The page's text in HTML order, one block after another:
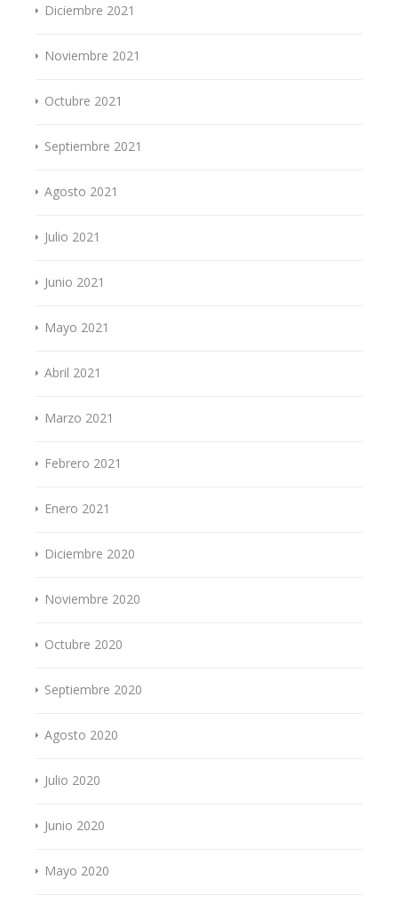
Diciembre 2021
Noviembre 2021
Octubre 2021
Septiembre 2021
Agosto 2021
Julio 2021
Junio 2021
Mayo 2021
Abril 2021
Marzo 2021
Febrero 2021
Enero 2021
Diciembre 2020
Noviembre 2020
Octubre 2020
Septiembre 2020
Agosto 2020
Julio 2020
Junio 2020
Mayo 2020